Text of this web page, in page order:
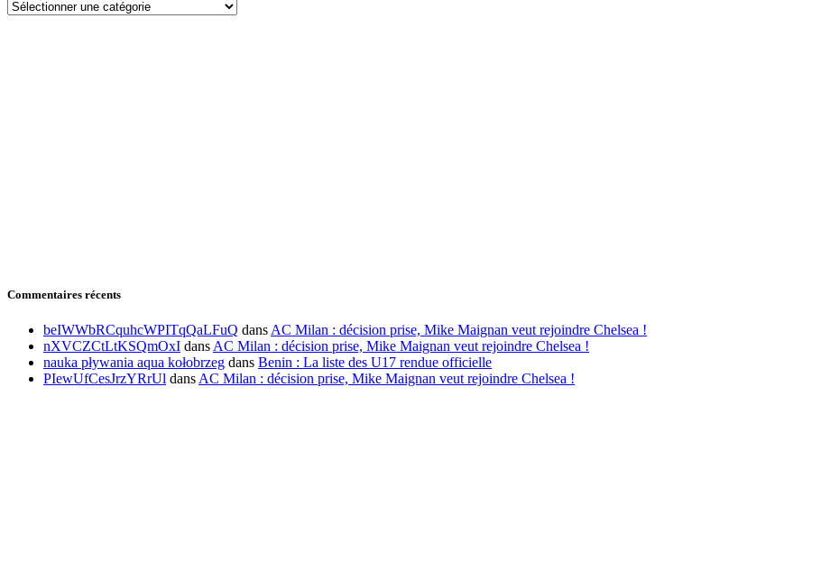
Commentaires récents
beIWWbRCquhcWPITqQaLFuQ dans AC Milan : décision prise, Mike Maignan veut rejoindre Chelsea !
nXVCZCtLtKSQmOxI dans AC Milan : décision prise, Mike Maignan veut rejoindre Chelsea !
nauka pływania aqua kołobrzeg dans Benin : La liste des U17 rendue officielle
PIewUfCesJrzYRrUl dans AC Milan : décision prise, Mike Maignan veut rejoindre Chelsea !